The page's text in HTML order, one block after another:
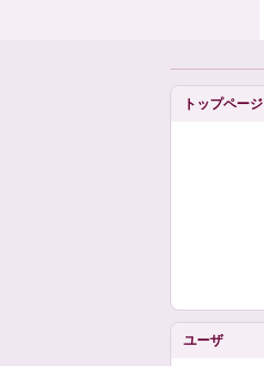
トップページ
ユーザ